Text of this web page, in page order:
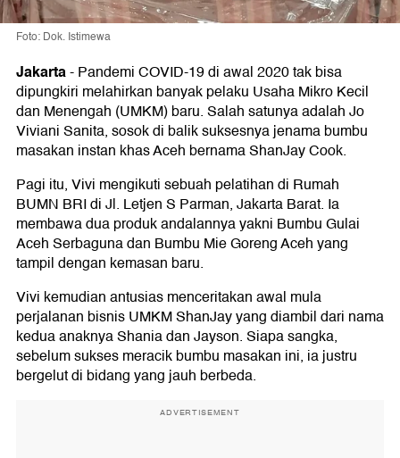
Foto: Dok. Istimewa
Jakarta-Pandemi COVID-19 di awal 2020 tak bisa
dipungkiri melahirkan banyak pelaku Usaha Mikro Kecil
dan Menengah (UMKM) baru. Salah satunya adalah Jo
Viviani Sanita, sosok di balik suksesnya jenama bumbu
masakan instan khas Aceh bernama ShanJay Cook.
Pagi itu, Vivi mengikuti sebuah pelatihan di Rumah
BUMN BRI di Jl. Letjen S Parman, Jakarta Barat. Ia
membawa dua produk andalannya yakni Bumbu Gulai
Aceh Serbaguna dan Bumbu Mie Goreng Aceh yang
tampil dengan kemasan baru.
Vivi kemudian antusias menceritakan awal mula
perjalanan bisnis UMKM ShanJay yang diambil dari nama
kedua anaknya Shania dan Jayson. Siapa sangka,
sebelum sukses meracik bumbu masakan ini, ia justru
bergelut di bidang yang jauh berbeda.
ADVERTISEMENT